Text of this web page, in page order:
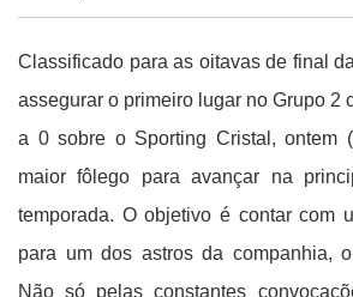
Classificado para as oitavas de final
assegurar o primeiro lugar no Grupo 2
a 0 sobre o Sporting Cristal, ontem
maior fôlego para avançar na
temporada. O objetivo é contar com
para um dos astros da companhia,
Não só pelas constantes